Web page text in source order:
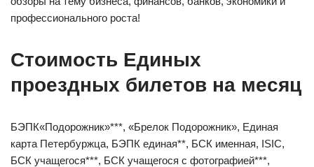
профессионального роста!
Стоимость Единых
проездных билетов на месяц
БЭПК«Подорожник»***, «Брелок Подорожник», Единая
карта Петербуржца, БЭПК единая**, БСК именная, ISIC,
БСК учащегося***, БСК учащегося с фотографией***,